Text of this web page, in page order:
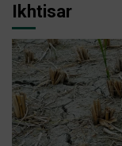
Ikhtisar